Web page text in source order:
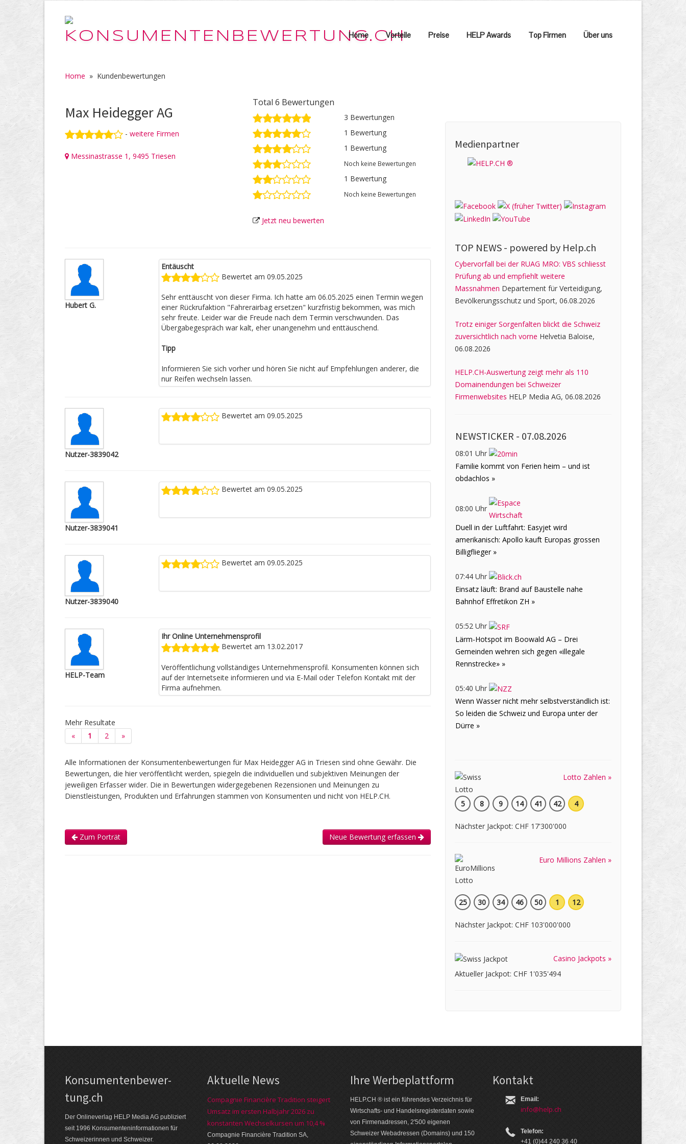
Home Vorteile Preise HELP Awards Top Firmen Über uns
Home » Kundenbewertungen
Max Heidegger AG
- weitere Firmen
Messinastrasse 1, 9495 Triesen
Total 6 Bewertungen
3 Bewertungen
1 Bewertung
1 Bewertung
Noch keine Bewertungen
1 Bewertung
Noch keine Bewertungen
Jetzt neu bewerten
Hubert G.
Entäuscht
Bewertet am 09.05.2025
Sehr enttäuscht von dieser Firma. Ich hatte am 06.05.2025 einen Termin wegen
einer Rückrufaktion "Fahrerairbag ersetzen" kurzfristig bekommen, was mich
sehr freute. Leider war die Freude nach dem Termin verschwunden. Das
Übergabegespräch war kalt, eher unangenehm und enttäuschend.
Tipp
Informieren Sie sich vorher und hören Sie nicht auf Empfehlungen anderer, die
nur Reifen wechseln lassen.
Nutzer-3839042
Bewertet am 09.05.2025
Nutzer-3839041
Bewertet am 09.05.2025
Nutzer-3839040
Bewertet am 09.05.2025
HELP-Team
Ihr Online Unternehmensprofil
Bewertet am 13.02.2017
Veröffentlichung vollständiges Unternehmensprofil. Konsumenten können sich
auf der Internetseite informieren und via E-Mail oder Telefon Kontakt mit der
Firma aufnehmen.
Mehr Resultate
«
1 2 »
Alle Informationen der Konsumentenbewertungen für Max Heidegger AG in Triesen sind ohne Gewähr. Die
Bewertungen, die hier veröffentlicht werden, spiegeln die individuellen und subjektiven Meinungen der
jeweiligen Erfasser wider. Die in Bewertungen widergegebenen Rezensionen und Meinungen zu
Dienstleistungen, Produkten und Erfahrungen stammen von Konsumenten und nicht von HELP.CH.
Zum Porträt Neue Bewertung erfassen
Medienpartner
TOP NEWS - powered by Help.ch
Cybervorfall bei der RUAG MRO: VBS schliesst
Prüfung ab und empfiehlt weitere
Massnahmen Departement für Verteidigung,
Bevölkerungsschutz und Sport, 06.08.2026
Trotz einiger Sorgenfalten blickt die Schweiz
zuversichtlich nach vorne Helvetia Baloise,
06.08.2026
HELP.CH-Auswertung zeigt mehr als 110
Domainendungen bei Schweizer
Firmenwebsites HELP Media AG, 06.08.2026
NEWSTICKER - 07.08.2026
08:01 Uhr
Familie kommt von Ferien heim – und ist
obdachlos »
08:00 Uhr
Duell in der Luftfahrt: Easyjet wird
amerikanisch: Apollo kauft Europas grossen
Billigflieger »
07:44 Uhr
Einsatz läuft: Brand auf Baustelle nahe
Bahnhof Effretikon ZH »
05:52 Uhr
Lärm-Hotspot im Boowald AG – Drei
Gemeinden wehren sich gegen «illegale
Rennstrecke» »
05:40 Uhr
Wenn Wasser nicht mehr selbstverständlich ist:
So leiden die Schweiz und Europa unter der
Dürre »
Lotto Zahlen »
5 8 9 14 41 42 4
Nächster Jackpot: CHF 17'300'000
Euro Millions Zahlen »
25 30 34 46 50 1 12
Nächster Jackpot: CHF 103'000'000
Casino Jackpots »
Aktueller Jackpot: CHF 1'035'494
Kon­su­menten­be­wer­
tung.ch
Der Online­verlag HELP Media AG publi­ziert
seit 1996 Kon­su­menten­infor­mationen für
Schwei­zerinnen und Schweizer.
Aktuelle News
Compagnie Financière Tradition steigert
Umsatz im ersten Halbjahr 2026 zu
konstanten Wechselkursen um 10,4 %
Compagnie Financière Tradition SA,
Ihre Werbe­platt­form
HELP.CH ® ist ein führendes Ver­zeich­nis für
Wirt­schafts- und Handels­register­daten so­wie
von Firmen­adressen, 2'500 eige­nen
Schweizer Web­adressen (Domains) und 150
Kontakt
Email:
info@help.ch
Telefon:
+41 (0)44 240 36 40